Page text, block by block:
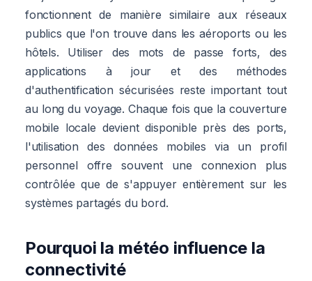
fonctionnent de manière similaire aux réseaux
publics que l'on trouve dans les aéroports ou les
hôtels. Utiliser des mots de passe forts, des
applications à jour et des méthodes
d'authentification sécurisées reste important tout
au long du voyage. Chaque fois que la couverture
mobile locale devient disponible près des ports,
l'utilisation des données mobiles via un profil
personnel offre souvent une connexion plus
contrôlée que de s'appuyer entièrement sur les
systèmes partagés du bord.
Pourquoi la météo influence la
connectivité